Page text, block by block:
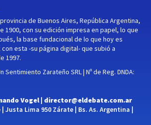
de Buenos Aires, República Argentina,
1900, con su edición impresa en papel, lo que
la base fundacional de lo que hoy es
con esta -su página digital- que subió a
1997.
Sentimiento Zarateño SRL | Nº de Reg. DNDA:
Vogel | director@eldebate.com.ar
Justa Lima 950 Zárate | Bs. As. Argentina |